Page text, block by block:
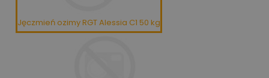
Jęczmień ozimy RGT Alessia C1 50 kg